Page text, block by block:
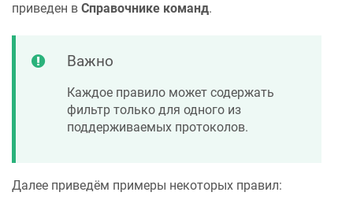
приведен в Справочнике команд.
Важно
Каждое правило может содержать
фильтр только для одного из
поддерживаемых протоколов.
Далее приведём примеры некоторых правил: